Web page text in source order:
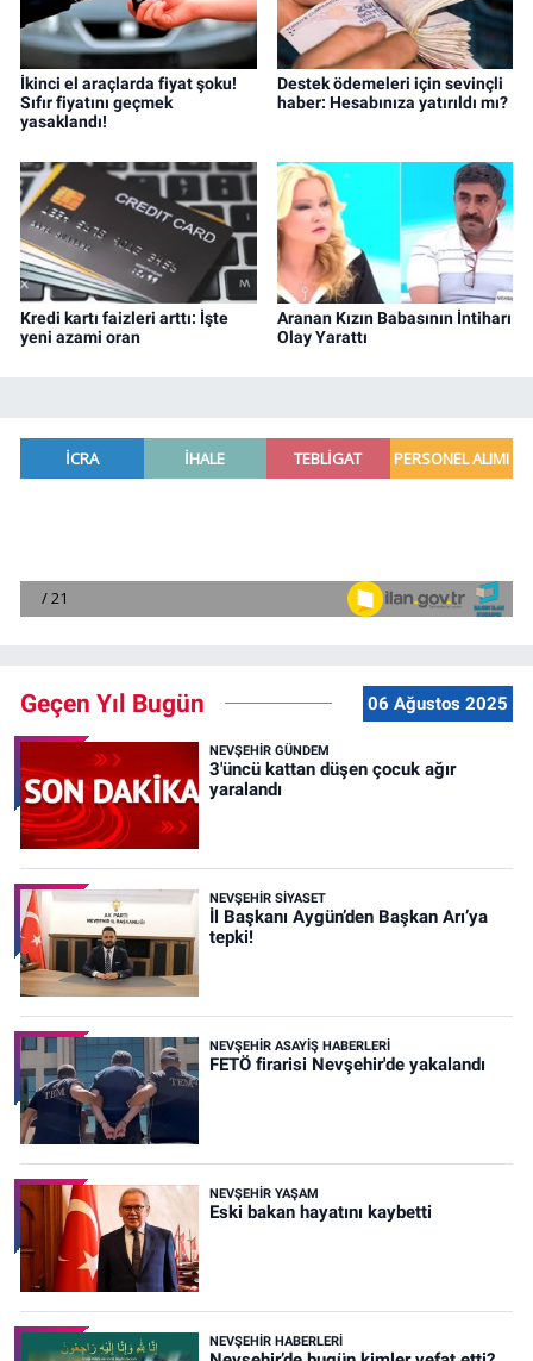
İkinci el araçlarda fiyat şoku!
Sıfır fiyatını geçmek
yasaklandı!
Destek ödemeleri için sevinçli
haber: Hesabınıza yatırıldı mı?
Kredi kartı faizleri arttı: İşte
yeni azami oran
Aranan Kızın Babasının İntiharı
Olay Yarattı
Geçen Yıl Bugün 06 Ağustos 2025
NEVŞEHIR GÜNDEM
3'üncü kattan düşen çocuk ağır
yaralandı
NEVŞEHIR SIYASET
İl Başkanı Aygün’den Başkan Arı’ya
tepki!
NEVŞEHIR ASAYIŞ HABERLERI
FETÖ firarisi Nevşehir'de yakalandı
NEVŞEHIR YAŞAM
Eski bakan hayatını kaybetti
NEVŞEHIR HABERLERI